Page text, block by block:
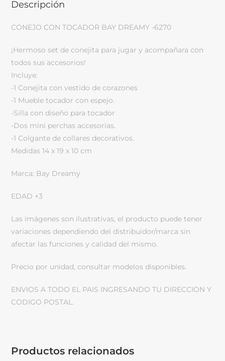
Descripción
CONEJO CON TOCADOR BAY DREAMY -6270
¡Hermoso set de conejita para jugar y acompañara con
todos sus accesorios!
Incluye:
-1 Conejita con vestido de corazones
-1 Mueble tocador con espejo.
-Silla con diseño para tocador
-Dos mini perchas accesorias.
-1 Colgante de collares decorativos.
Medidas 14 x 19 x 10 cm
Marca: Bay Dreamy
EDAD +3
Las imágenes son ilustrativas, el producto puede tener
variaciones dependiendo del distribuidor/marca sin
afectar las funciones y calidad del mismo.
Precio por unidad, consultar modelos disponibles.
ENVIOS A TODO EL PAIS INGRESANDO TU DIRECCION Y
CODIGO POSTAL.
Productos relacionados